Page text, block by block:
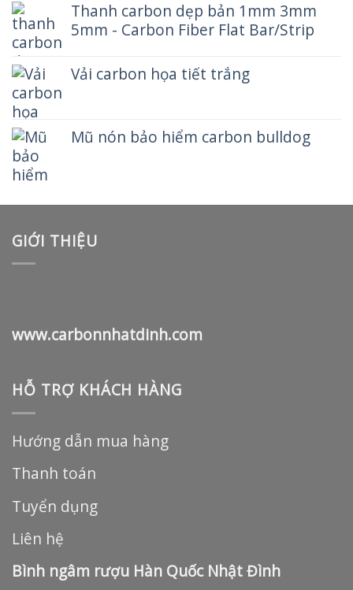
Thanh carbon dẹp bản 1mm 3mm
5mm - Carbon Fiber Flat Bar/Strip
Vải carbon họa tiết trắng
Mũ nón bảo hiểm carbon bulldog
GIỚI THIỆU
www.carbonnhatdinh.com
HỖ TRỢ KHÁCH HÀNG
Hướng dẫn mua hàng
Thanh toán
Tuyển dụng
Liên hệ
Bình ngâm rượu Hàn Quốc Nhật Đình